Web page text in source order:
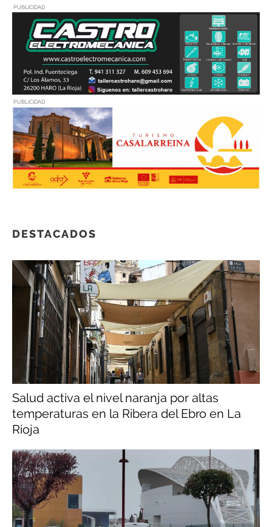
PUBLICIDAD
PUBLICIDAD
DESTACADOS
Salud activa el nivel naranja por altas
temperaturas en la Ribera del Ebro en La
Rioja